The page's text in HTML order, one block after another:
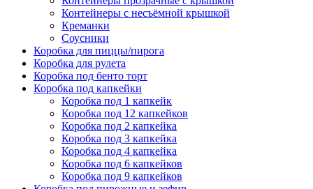
Контейнеры с несъёмной крышкой
Креманки
Соусники
Коробка для пиццы/пирога
Коробка для рулета
Коробка под бенто торт
Коробка под капкейки
Коробка под 1 капкейк
Коробка под 12 капкейков
Коробка под 2 капкейка
Коробка под 3 капкейка
Коробка под 4 капкейка
Коробка под 6 капкейков
Коробка под 9 капкейков